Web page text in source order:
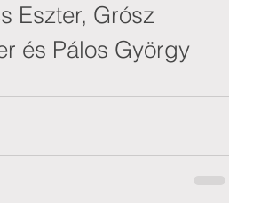
Eszter, Grósz
és Pálos György